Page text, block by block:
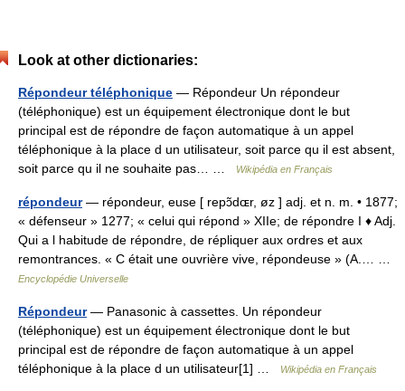
Look at other dictionaries:
Répondeur téléphonique — Répondeur Un répondeur
(téléphonique) est un équipement électronique dont le but
principal est de répondre de façon automatique à un appel
téléphonique à la place d un utilisateur, soit parce qu il est absent,
soit parce qu il ne souhaite pas… …
Wikipédia en Français
répondeur— répondeur, euse [ repɔ̃dɶr, øz ] adj. et n. m. • 1877;
« défenseur » 1277; « celui qui répond » XIIe; de répondre I ♦ Adj.
Qui a l habitude de répondre, de répliquer aux ordres et aux
remontrances. « C était une ouvrière vive, répondeuse » (A.… …
Encyclopédie Universelle
Répondeur— Panasonic à cassettes. Un répondeur
(téléphonique) est un équipement électronique dont le but
principal est de répondre de façon automatique à un appel
téléphonique à la place d un utilisateur[1] …
Wikipédia en Français